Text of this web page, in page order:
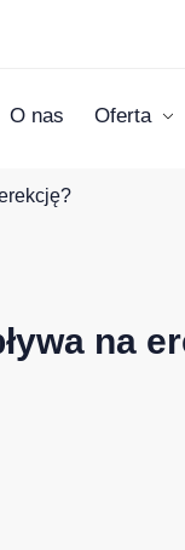
O nas Oferta
na